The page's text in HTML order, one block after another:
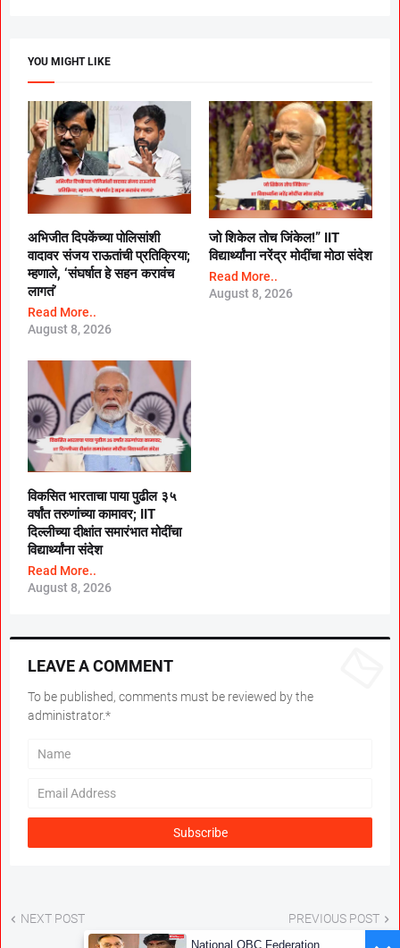
YOU MIGHT LIKE
अभिजीत दिपकेंच्या पोलिसांशी
वादावर संजय राऊतांची प्रतिक्रिया;
म्हणाले, ‘संघर्षात हे सहन करावंच
लागतं’
Read More..
August 8, 2026
जो शिकेल तोच जिंकेल!” IIT
विद्यार्थ्यांना नरेंद्र मोदींचा मोठा संदेश
Read More..
August 8, 2026
विकसित भारताचा पाया पुढील ३५
वर्षांत तरुणांच्या कामावर; IIT
दिल्लीच्या दीक्षांत समारंभात मोदींचा
विद्यार्थ्यांना संदेश
Read More..
August 8, 2026
LEAVE A COMMENT
To be published, comments must be reviewed by the
administrator.*
NEXT POST PREVIOUS POST
National OBC Federation